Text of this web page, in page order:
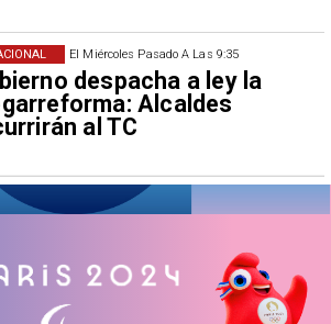
El Miércoles Pasado A Las 9:35
despacha a ley la
Alcaldes
al TC